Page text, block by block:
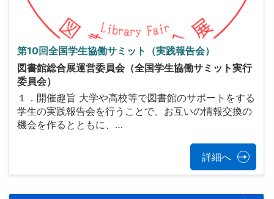
第10回全国学生協働サミット（実践報告会）
図書館総合展運営委員会（全国学生協働サミット実行
委員会）
１．開催趣旨 大学や高校等で図書館のサポートをする
学生の実践報告会を行うことで、お互いの情報交換の
機会を作るとともに、…
詳細へ